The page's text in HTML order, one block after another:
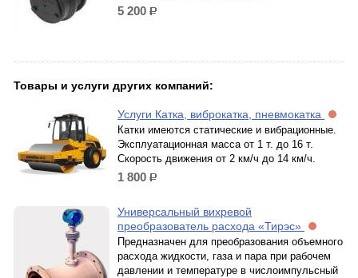
5 200 р.
Товары и услуги других компаний:
Услуги Катка, виброкатка, пневмокатка
Катки имеются статические и вибрационные.
Эксплуатационная масса от 1 т. до 16 т.
Скорость движения от 2 км/ч до 14 км/ч.
1 800 р.
Универсальный вихревой
преобразователь расхода «Тирэс»
Предназначен для преобразования объемного
расхода жидкости, газа и пара при рабочем
давлении и температуре в числоимпульсный